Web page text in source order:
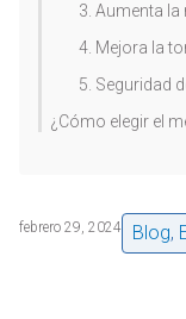
3. Aumenta
4. Mejora la
5. Seguridad
¿Cómo elegir el
febrero 29, 2024 Blog,